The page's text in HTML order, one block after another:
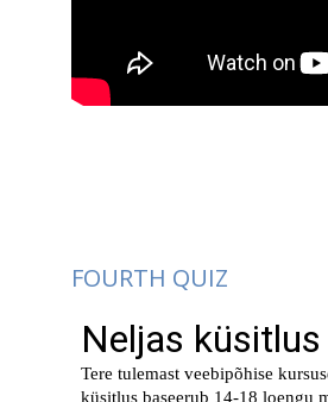
FOURTH QUIZ